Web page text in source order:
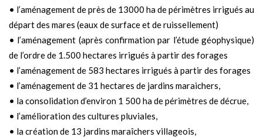
• l’aménagement de près de 13000 ha de périmètres irrigués au
départ des mares (eaux de surface et de ruissellement)
• l’aménagement (après confirmation par l’étude géophysique)
de l’ordre de 1.500 hectares irrigués à partir des forages
• l’aménagement de 583 hectares irrigués à partir des forages
• l’aménagement de 31 hectares de jardins maraichers,
• la consolidation d’environ 1 500 ha de périmètres de décrue,
• l’amélioration des cultures pluviales,
• la création de 13 jardins maraîchers villageois,